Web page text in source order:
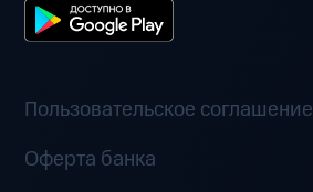
Пользовательское соглашение
Оферта банка